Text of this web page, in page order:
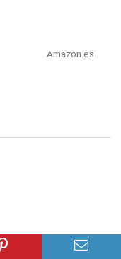
Amazon.es